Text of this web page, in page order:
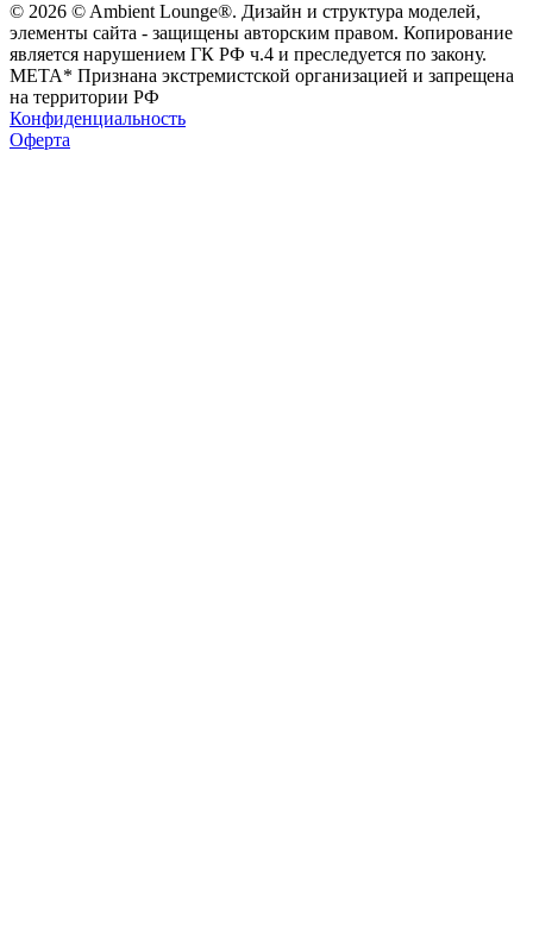
© 2026 © Ambient Lounge®. Дизайн и структура моделей,
элементы сайта - защищены авторским правом. Копирование
является нарушением ГК РФ ч.4 и преследуется по закону.
МЕТА* Признана экстремистской организацией и запрещена
на территории РФ
Конфиденциальность
Оферта